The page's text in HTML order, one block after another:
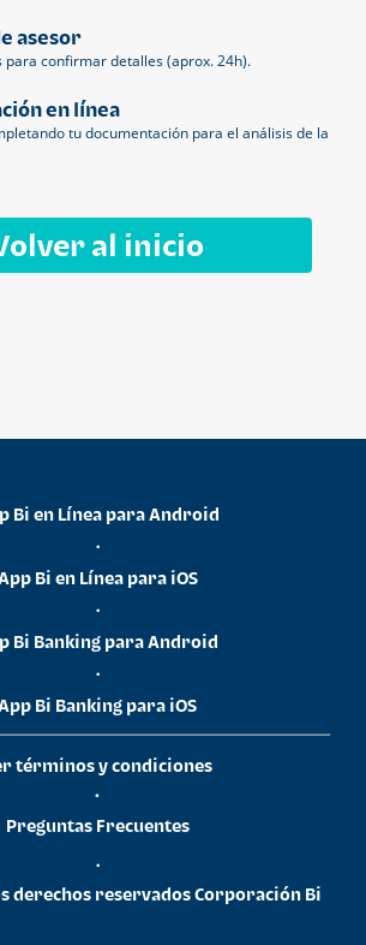
asesor
para confirmar detalles (aprox. 24h).
en línea
tu documentación para el análisis de la
al inicio
Bi en Línea para Android
•
Bi en Línea para iOS
•
Bi Banking para Android
•
Bi Banking para iOS
términos y condiciones
•
Preguntas Frecuentes
•
derechos reservados Corporación Bi